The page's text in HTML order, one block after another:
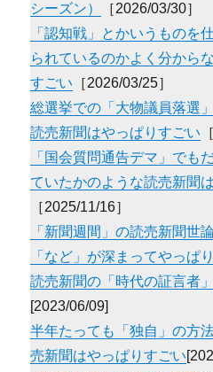
シーズン）
［2026/03/30］
「認知戦」とかいうものを
られているのかよく分から
すごい ［2026/03/25］
総選挙での「大物議員落選
読売新聞はやっぱりすごい
「国会質問通告デマ」でも
ていたかのような読売新聞
［2025/11/16］
「新聞週間」の読売新聞世
「など」が深まってやっぱ
読売新聞の「時代の証言者
[2023/06/09]
半年たっても「独自」の方
売新聞はやっぱりすごい